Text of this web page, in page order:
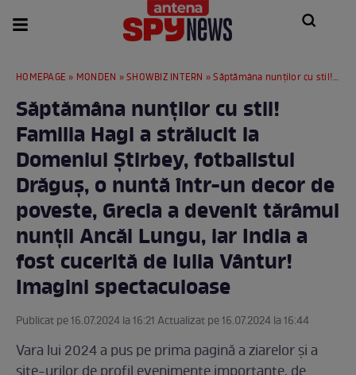
HOMEPAGE » MONDEN »SHOWBIZ INTERN » Săptămâna nunților cu stil! Familia Hagi a strălucit la Domeniul Știrbey, fotbalistul Drăguș, o nuntă într-un decor de poveste, Grecia a devenit tărâmul nunții Ancăi Lungu, iar India a fost cucerită de Iulia Vântur! Imagini spectaculoase
Săptămâna nunților cu stil!
Familia Hagi a strălucit la
Domeniul Știrbey, fotbalistul
Drăguș, o nuntă într-un decor de
poveste, Grecia a devenit tărâmul
nunții Ancăi Lungu, iar India a
fost cucerită de Iulia Vântur!
Imagini spectaculoase
Publicat pe 16.07.2024 la 16:21 Actualizat pe 16.07.2024 la 16:44
Vara lui 2024 a pus pe prima pagină a ziarelor și a